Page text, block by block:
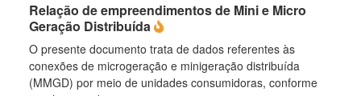
Relação de empreendimentos de Mini e Micro
Geração Distribuída
O presente documento trata de dados referentes às
conexões de microgeração e minigeração distribuída
(MMGD) por meio de unidades consumidoras, conforme